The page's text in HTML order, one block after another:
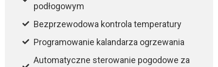
podłogowym
Bezprzewodowa kontrola temperatury
Programowanie kalandarza ogrzewania
Automatyczne sterowanie pogodowe za